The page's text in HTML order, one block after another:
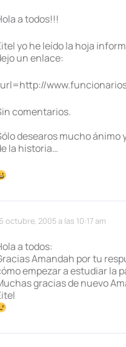
a todos!!!
yo he leído la hoja
un enlace:
comentarios.
desearos mucho ánimo
la historia…
octubre, 2005 a las 10:17 am
a todos:
Amandah por tu
empezar a estudiar la
gracias de nuevo